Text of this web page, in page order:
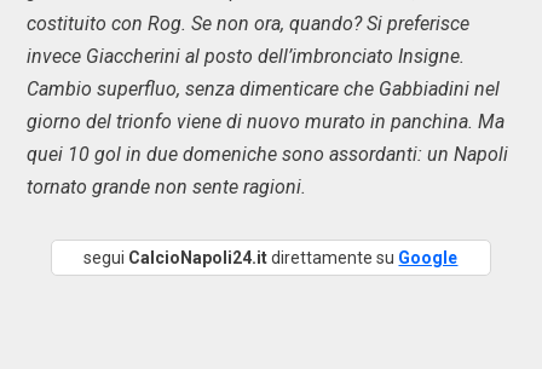
costituito con Rog. Se non ora, quando? Si preferisce
invece Giaccherini al posto dell’imbronciato Insigne.
Cambio superfluo, senza dimenticare che Gabbiadini nel
giorno del trionfo viene di nuovo murato in panchina. Ma
quei 10 gol in due domeniche sono assordanti: un Napoli
tornato grande non sente ragioni.
segui CalcioNapoli24.itdirettamente su Google